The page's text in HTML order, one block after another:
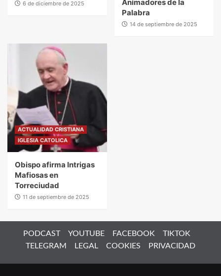
6 de diciembre de 2025
Animadores de la
Palabra
14 de septiembre de 2025
ACTUALIDAD CRISTIANA
IGLESIA CATOLICA
Obispo afirma Intrigas
Mafiosas en
Torreciudad
11 de septiembre de 2025
PODCAST YOUTUBE FACEBOOK
TIKTOK
TELEGRAM
LEGAL COOKIES PRIVACIDAD